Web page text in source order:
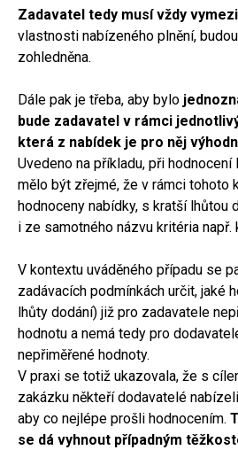
Zadavatel tedy musí vždy
vlastnosti nabízeného plnění,
zohledněna.
Dále pak je třeba, aby bylo
bude zadavatel v rámci
která z nabídek je pro něj
Uvedeno na příkladu, při
mělo být zřejmé, že v rámci tohoto
hodnoceny nabídky, s kratší lhůtou
i ze samotného názvu kritéria např.
V kontextu uváděného případu se
zadávacích podmínkách určit, jaké
lhůty dodání) již pro zadavatele
hodnotu a nemá tedy pro
nepřiměřené hodnoty.
V praxi se totiž ukazovala, že s
zakázku někteří dodavatelé
aby co nejlépe prošli hodnocením.
se dá vyhnout případným